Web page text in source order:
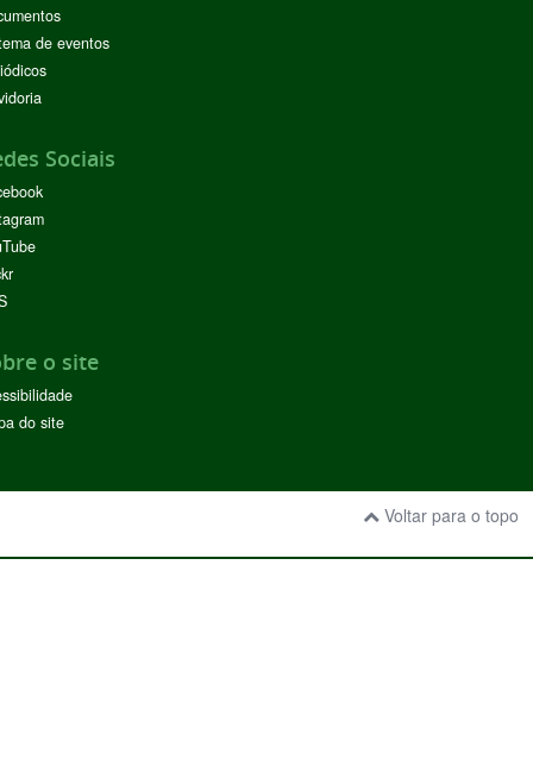
de eventos
Sociais
o site
do site
Voltar para o topo